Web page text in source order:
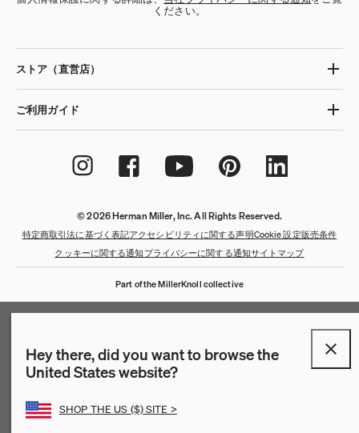
ください。
ストア（直営店）
ご利用ガイド
© 2026 Herman Miller, Inc. All Rights Reserved.
特定商取引法に基づく表記アクセシビリティに関する声明
販売条件
クッキーに関する通知 プライバシーに関する通知サイトマップ
Cookie 設定
Part of the MillerKnoll collective
Hey there, did you want to browse the
United States website?
SHOP THE US ($) SITE >